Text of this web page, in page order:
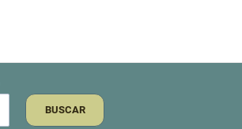
BUSCAR